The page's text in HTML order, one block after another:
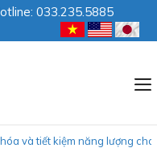
033.235.5885
và tiết kiệm năng lượng